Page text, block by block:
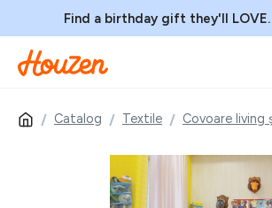
Find a birthday gift they'll LOVE.
Catalog Textile Covoare living